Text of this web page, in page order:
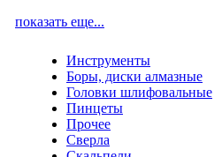
показать еще...
Инструменты
Боры, диски алмазные
Головки шлифовальные
Пинцеты
Прочее
Сверла